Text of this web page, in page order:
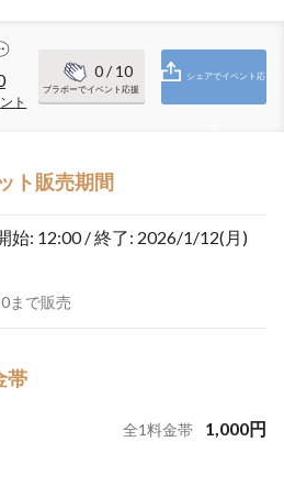
ト
0/ 10
ブラボーでイベント応援
シェアでイベント応
ト販売期間
始: 12:00 / 終了: 2026/1/12(月)
まで販売
帯
全1料金帯 1,000円